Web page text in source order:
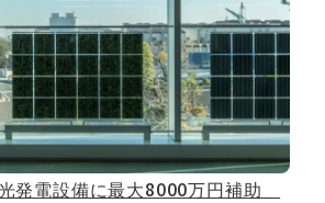
発電設備に最大8000万円補助